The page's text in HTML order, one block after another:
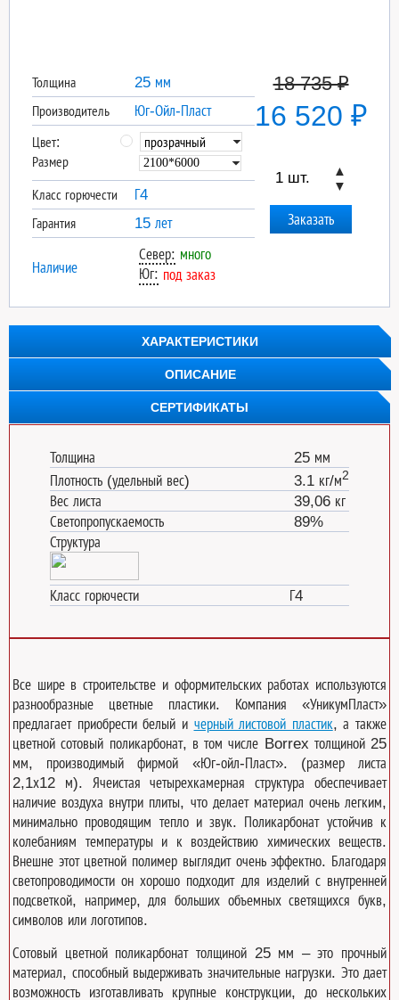
Толщина 25 мм
Производитель Юг-Ойл-Пласт
Цвет:
Размер
Класс горючести Г4
Гарантия 15 лет
Наличие
Север: много
Юг: под заказ
18 735 ₽
16 520 ₽
▲
▼
ХАРАКТЕРИСТИКИ
ОПИСАНИЕ
СЕРТИФИКАТЫ
Толщина
25 мм
Плотность (удельный вес)
3.1 кг/м2
Вес листа
39,06 кг
Светопропускаемость
89%
Структура
Класс горючести Г4
Все шире в строительстве и оформительских работах используются
разнообразные цветные пластики. Компания «УникумПласт»
предлагает приобрести белый и черный листовой пластик, а также
цветной сотовый поликарбонат, в том числе Borrex толщиной 25
мм, производимый фирмой «Юг-ойл-Пласт». (размер листа
2,1х12 м). Ячеистая четырехкамерная структура обеспечивает
наличие воздуха внутри плиты, что делает материал очень легким,
минимально проводящим тепло и звук. Поликарбонат устойчив к
колебаниям температуры и к воздействию химических веществ.
Внешне этот цветной полимер выглядит очень эффектно. Благодаря
светопроводимости он хорошо подходит для изделий с внутренней
подсветкой, например, для больших объемных светящихся букв,
символов или логотипов.
Сотовый цветной поликарбонат толщиной 25 мм – это прочный
материал, способный выдерживать значительные нагрузки. Это дает
возможность изготавливать крупные конструкции, до нескольких